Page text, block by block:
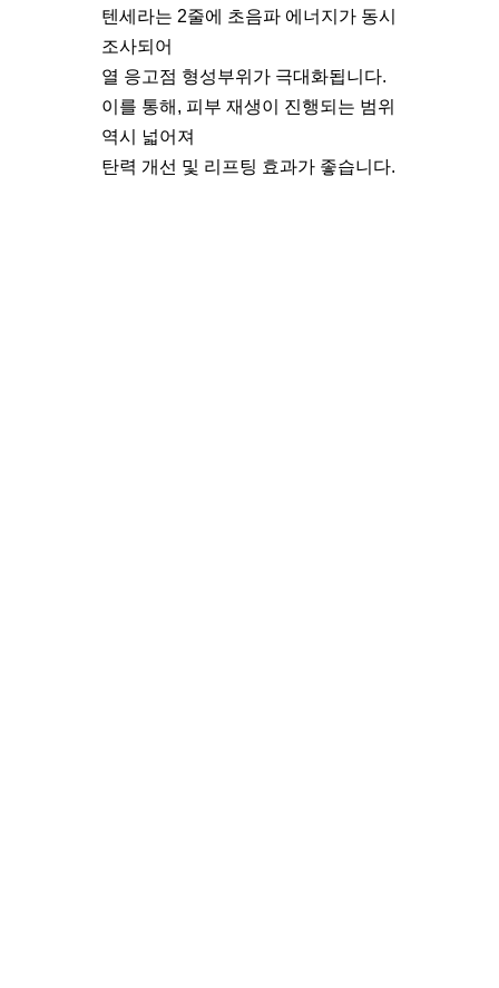
텐세라는 2줄에 초음파 에너지가 동시
조사되어
열 응고점 형성부위가 극대화됩니다.
이를 통해, 피부 재생이 진행되는 범위
역시 넓어져
탄력 개선 및 리프팅 효과가 좋습니다.